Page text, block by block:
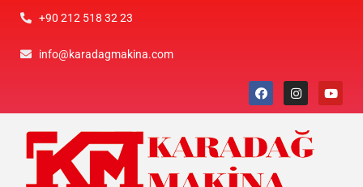
+90 212 518 32 23
info@karadagmakina.com